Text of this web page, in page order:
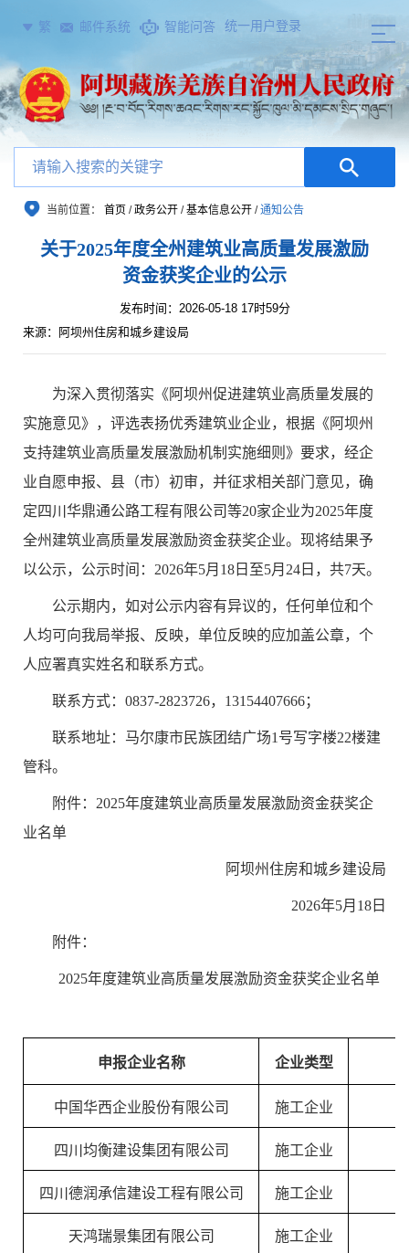
繁 邮件系统 智能问答 统一用户登录
当前位置： 首页 /政务公开 /基本信息公开 /通知公告
关于2025年度全州建筑业高质量发展激励
资金获奖企业的公示
发布时间：2026-05-18 17时59分
来源：阿坝州住房和城乡建设局
为深入贯彻落实《阿坝州促进建筑业高质量发展的
实施意见》，评选表扬优秀建筑业企业，根据《阿坝州
支持建筑业高质量发展激励机制实施细则》要求，经企
业自愿申报、县（市）初审，并征求相关部门意见，确
定四川华鼎通公路工程有限公司等20家企业为2025年度
全州建筑业高质量发展激励资金获奖企业。现将结果予
以公示，公示时间：2026年5月18日至5月24日，共7天。
公示期内，如对公示内容有异议的，任何单位和个
人均可向我局举报、反映，单位反映的应加盖公章，个
人应署真实姓名和联系方式。
联系方式：0837-2823726，13154407666；
联系地址：马尔康市民族团结广场1号写字楼22楼建
管科。
附件：2025年度建筑业高质量发展激励资金获奖企
业名单
阿坝州住房和城乡建设局
2026年5月18日
附件：
2025年度建筑业高质量发展激励资金获奖企业名单
申报企业名称 企业类型
中国华西企业股份有限公司 施工企业
四川均衡建设集团有限公司 施工企业
四川德润承信建设工程有限公司 施工企业
天鸿瑞景集团有限公司 施工企业